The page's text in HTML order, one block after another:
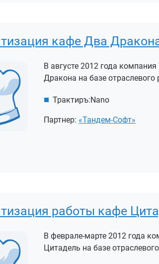
кафе Два
В августе 2012 года
Дракона на базе
Трактиръ:Nano
Партнер: «Тандем-Софт»
работы кафе
В феврале-марте 2012 года
Цитадель на базе